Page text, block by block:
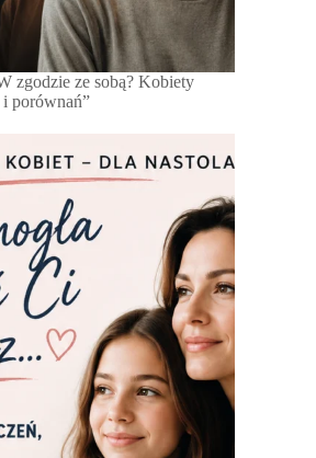
zgodzie ze sobą? Kobiety
porównań”